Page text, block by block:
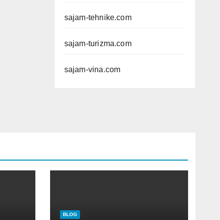
sajam-tehnike.com
sajam-turizma.com
sajam-vina.com
BLOG